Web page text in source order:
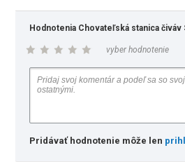
Hodnotenia Chovateľská stanica čiváv
vyber hodnotenie
Pridávať hodnotenie môže len